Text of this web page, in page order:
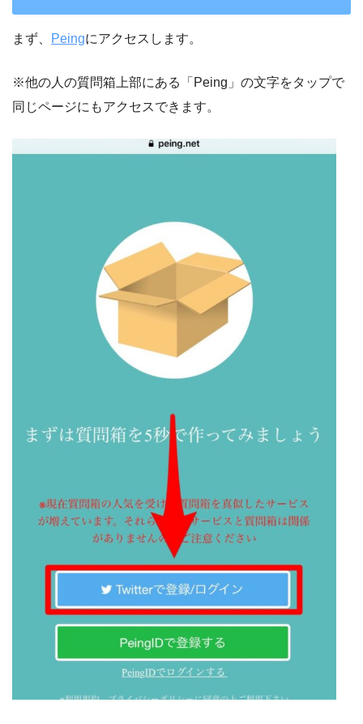
まず、 Peingにアクセスします。
※他の人の質問箱上部にある「Peing」の文字をタップで
同じページにもアクセスできます。